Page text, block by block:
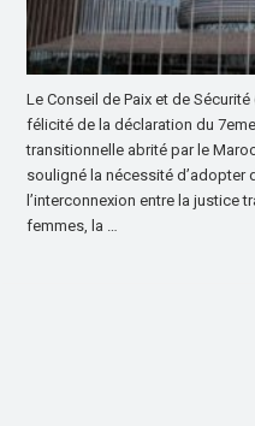
Le Conseil de Paix et de
félicité de la déclaration du
transitionnelle abrité par le
souligné la nécessité
l’interconnexion entre la justice
femmes, la …